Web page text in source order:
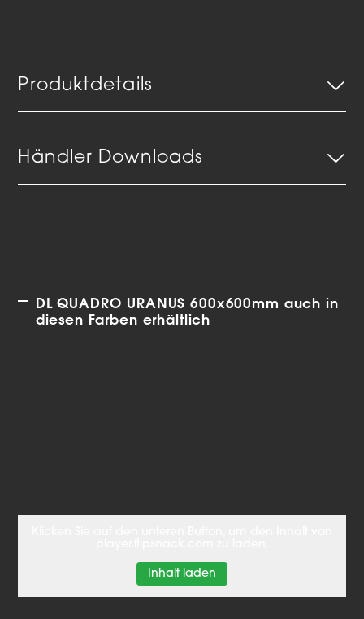
Produktdetails
Händler Downloads
DL QUADRO URANUS 600x600mm auch in
diesen Farben erhältlich
Inhalt laden